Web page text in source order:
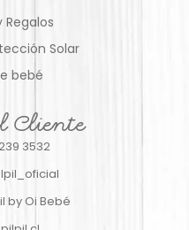
Regalos
Solar
bebé
Cliente
3532
by Oi Bebé